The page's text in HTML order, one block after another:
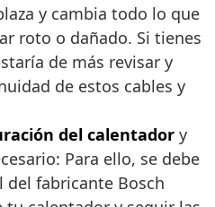
y cambia todo lo que
roto o dañado. Si tienes
de más revisar y
de estos cables y
del calentador y
Para ello, se debe
fabricante Bosch